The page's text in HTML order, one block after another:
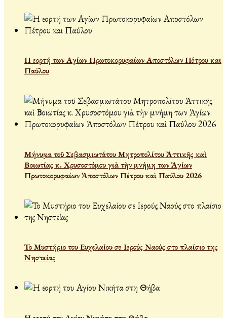
Η εορτή των Αγίων Πρωτοκορυφαίων Αποστόλων Πέτρου και
Παύλου
Μήνυμα τοῦ Σεβασμιωτάτου Μητροπολίτου Ἀττικῆς καὶ
Βοιωτίας κ. Χρυσοστόμου γιὰ τὴν μνήμη των Ἁγίων
Πρωτοκορυφαίων Ἀποστόλων Πέτρου καὶ Παύλου 2026
Το Μυστήριο του Ευχελαίου σε Ιερούς Ναούς στο πλαίσιο της
Νηστείας